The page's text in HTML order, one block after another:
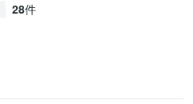
28件